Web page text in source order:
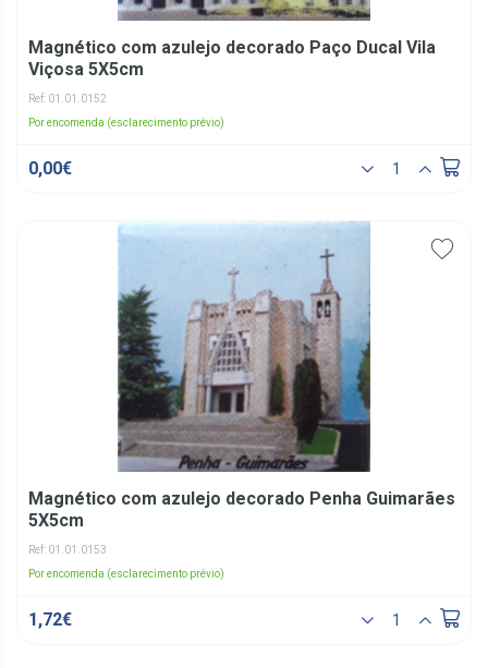
Magnético com azulejo decorado Paço Ducal Vila
Viçosa 5X5cm
Ref: 01.01.0152
Por encomenda (esclarecimento prévio)
0,00€
Magnético com azulejo decorado Penha Guimarães
5X5cm
Ref: 01.01.0153
Por encomenda (esclarecimento prévio)
1,72€